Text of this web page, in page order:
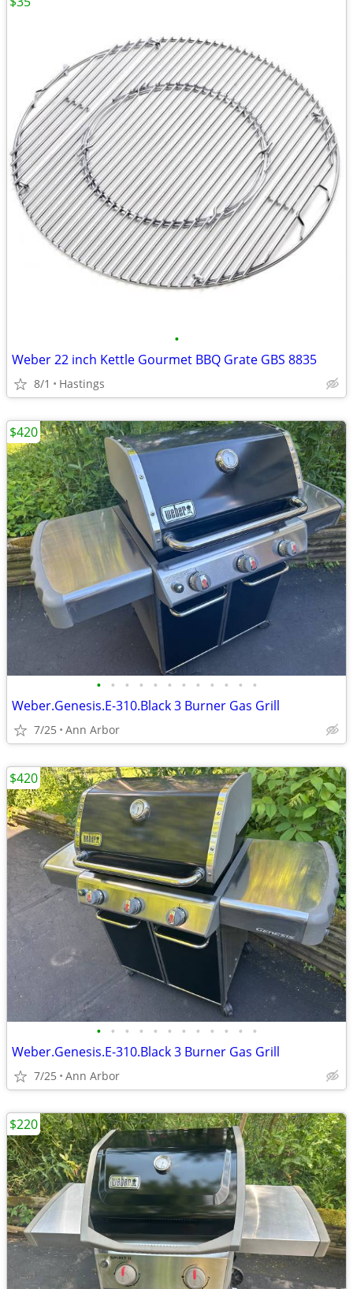
•
Weber 22 inch Kettle Gourmet BBQ Grate GBS 8835
8/1 Hastings
• • • • • • • • • • • •
Weber.Genesis.E-310.Black 3 Burner Gas Grill
7/25 Ann Arbor
$420
• • • • • • • • • • • •
Weber.Genesis.E-310.Black 3 Burner Gas Grill
7/25 Ann Arbor
$420
$220